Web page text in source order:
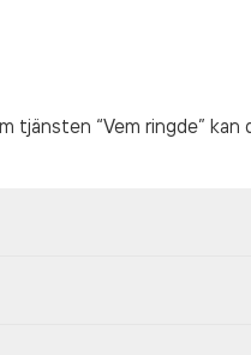
“Vem ringde”